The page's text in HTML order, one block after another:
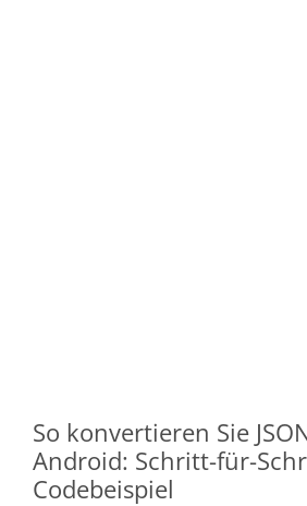
So konvertieren Sie
Android: Schritt-für-
Codebeispiel